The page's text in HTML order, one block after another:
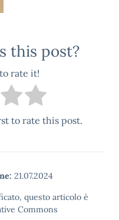
this post?
rate it!
to rate this post.
21.07.2024
questo articolo è
Commons